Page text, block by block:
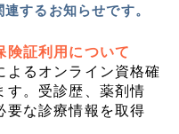
するお知らせです。
険証利用について
よるオンライン資格確
す。受診歴、薬剤情
要な診療情報を取得